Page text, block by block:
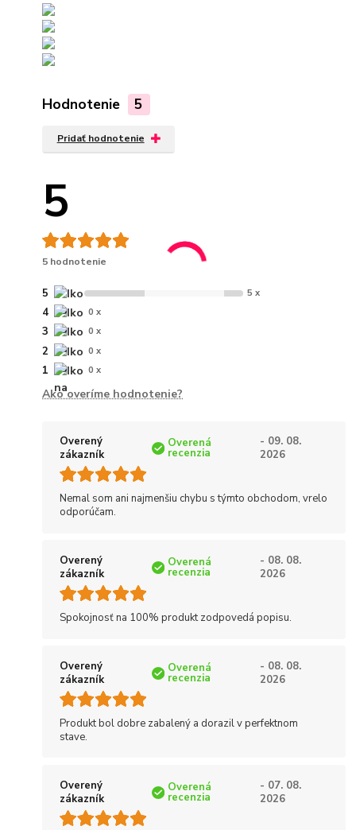
Hodnotenie 5
Pridať hodnotenie
5
5 hodnotenie
5 5 x
4 0 x
3 0 x
2 0 x
1 0 x
Ako overíme hodnotenie?
Overený
zákazník
Overená
recenzia
- 09. 08.
2026
Nemal som ani najmenšiu chybu s týmto obchodom, vrelo
odporúčam.
Overený
zákazník
Overená
recenzia
- 08. 08.
2026
Spokojnosť na 100% produkt zodpovedá popisu.
Overený
zákazník
Overená
recenzia
- 08. 08.
2026
Produkt bol dobre zabalený a dorazil v perfektnom
stave.
Overený
zákazník
Overená
recenzia
- 07. 08.
2026